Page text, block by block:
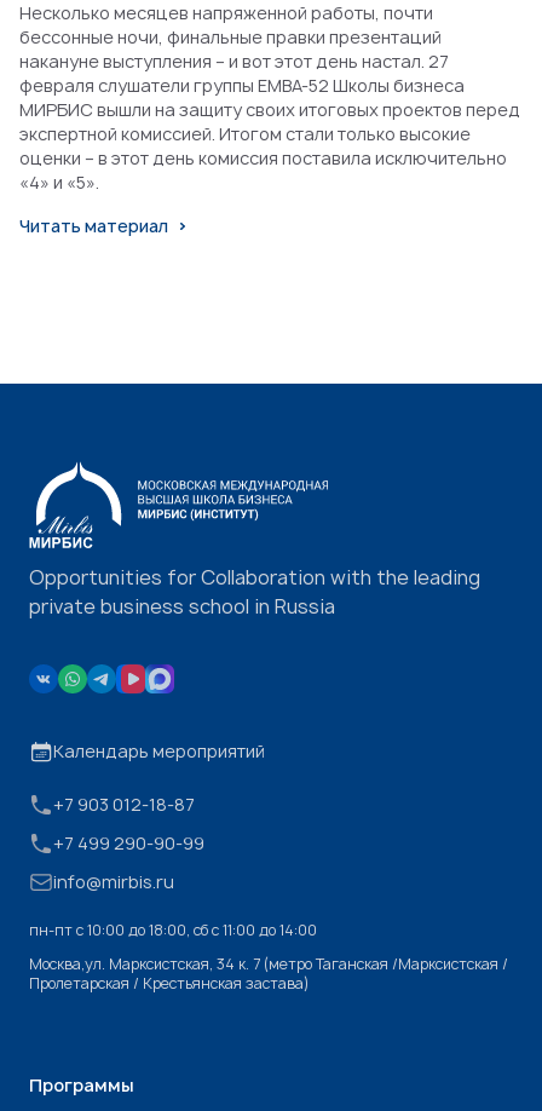
Несколько месяцев напряженной работы, почти
бессонные ночи, финальные правки презентаций
накануне выступления – и вот этот день настал. 27
февраля слушатели группы EMBA-52 Школы бизнеса
МИРБИС вышли на защиту своих итоговых проектов перед
экспертной комиссией. Итогом стали только высокие
оценки – в этот день комиссия поставила исключительно
«4» и «5».
Читать материал
Opportunities for Collaboration with the leading
private business school in Russia
Календарь мероприятий
+7 903 012-18-87
+7 499 290-90-99
info@mirbis.ru
пн-пт с 10:00 до 18:00, cб с 11:00 до 14:00
Москва,ул. Марксистская, 34 к. 7 (метро Таганская /Марксистская /
Пролетарская / Крестьянская застава)
Программы